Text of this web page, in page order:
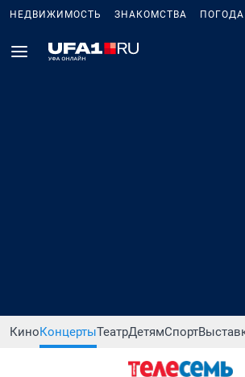
НЕДВИЖИМОСТЬ ЗНАКОМСТВА ПОГОДА
КиноКонцертыТеатрДетямСпорт